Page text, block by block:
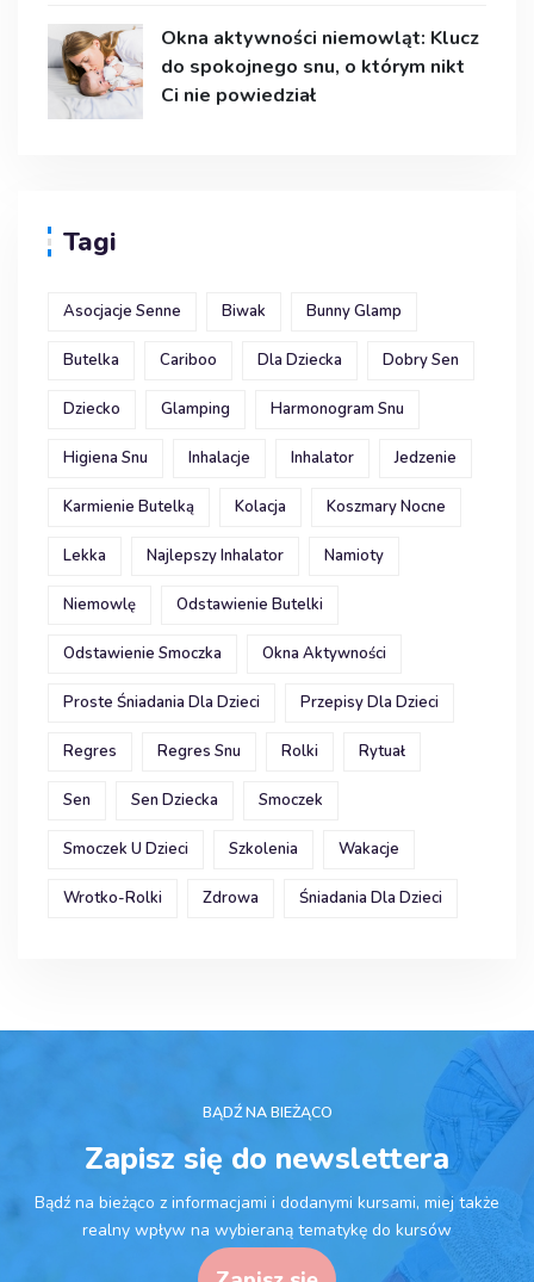
Okna aktywności niemowląt: Klucz
do spokojnego snu, o którym nikt
Ci nie powiedział
Tagi
Asocjacje Senne Biwak Bunny Glamp
Butelka Cariboo Dla Dziecka Dobry Sen
Dziecko Glamping Harmonogram Snu
Higiena Snu Inhalacje Inhalator Jedzenie
Karmienie Butelką Kolacja Koszmary Nocne
Lekka Najlepszy Inhalator Namioty
Niemowlę Odstawienie Butelki
Odstawienie Smoczka Okna Aktywności
Proste Śniadania Dla Dzieci Przepisy Dla Dzieci
Regres Regres Snu Rolki Rytuał
Sen Sen Dziecka Smoczek
Smoczek U Dzieci Szkolenia Wakacje
Wrotko-Rolki Zdrowa Śniadania Dla Dzieci
BĄDŹ NA BIEŻĄCO
Zapisz się do newslettera
Bądź na bieżąco z informacjami i dodanymi kursami, miej także
realny wpływ na wybieraną tematykę do kursów